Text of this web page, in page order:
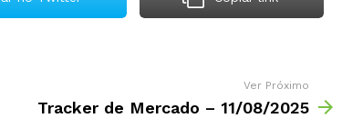
Ver Próximo
Tracker de Mercado – 11/08/2025